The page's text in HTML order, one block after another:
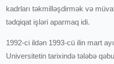
kadrları təkmilləşdirmək və
tədqiqat işləri aparmaq idi.
1992-ci ildən 1993-cü ilin mart
Universitetin tarixində tələbə